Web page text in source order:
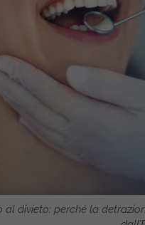
al divieto: perché la